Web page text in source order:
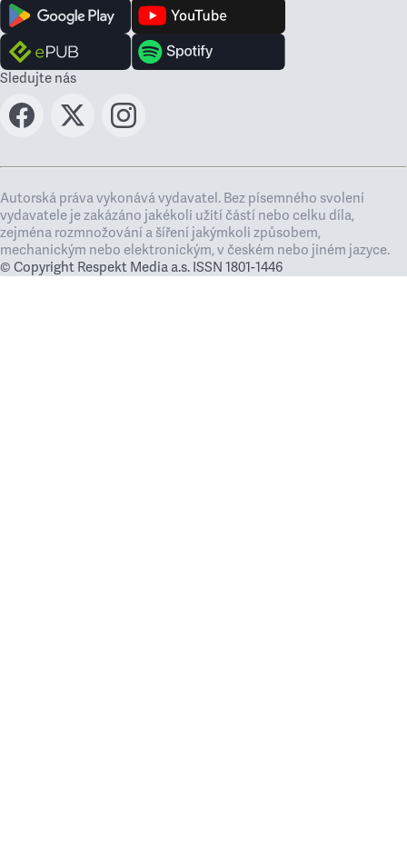
Sledujte nás
Autorská práva vykonává vydavatel. Bez písemného svolení
vydavatele je zakázáno jakékoli užití částí nebo celku díla,
zejména rozmnožování a šíření jakýmkoli způsobem,
mechanickým nebo elektronickým, v českém nebo jiném jazyce.
© Copyright Respekt Media a.s. ISSN 1801-1446